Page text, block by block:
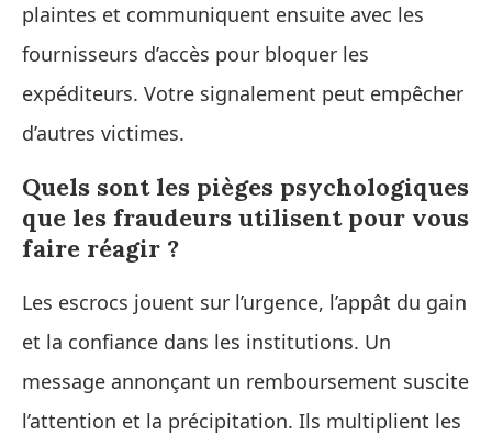
plaintes et communiquent ensuite avec les
fournisseurs d’accès pour bloquer les
expéditeurs. Votre signalement peut empêcher
d’autres victimes.
Quels sont les pièges psychologiques
que les fraudeurs utilisent pour vous
faire réagir ?
Les escrocs jouent sur l’urgence, l’appât du gain
et la confiance dans les institutions. Un
message annonçant un remboursement suscite
l’attention et la précipitation. Ils multiplient les